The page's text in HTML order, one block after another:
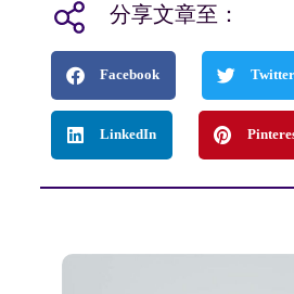
分享文章至：
Facebook Twitter
LinkedIn